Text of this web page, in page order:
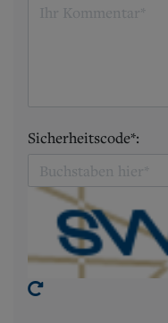
Sicherheitscode*: